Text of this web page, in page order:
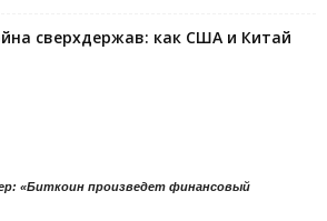
сверхдержав: как США и Китай
«Биткоин произведет финансовый